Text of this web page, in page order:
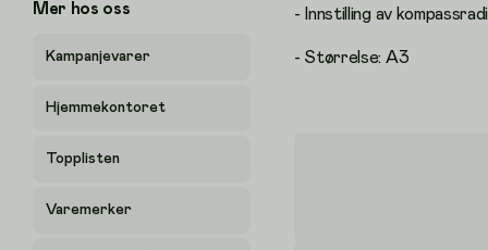
Mer hos oss
Kampanjevarer
Hjemmekontoret
Topplisten
Varemerker
- Innstilling av
- Størrelse: A3